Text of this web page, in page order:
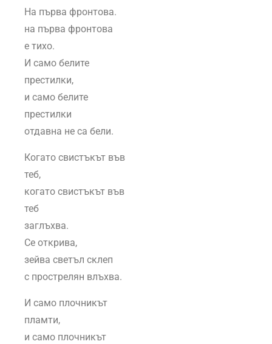
На първа фронтова.
на първа фронтова
е тихо.
И само белите
престилки,
и само белите
престилки
отдавна не са бели.
Когато свистъкът във
теб,
когато свистъкът във
теб
заглъхва.
Се открива,
зейва светъл склеп
с прострелян влъхва.
И само плочникът
пламти,
и само плочникът